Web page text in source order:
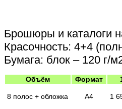
Брошюры и каталоги
Красочность: 4+4
Бумага: блок – 120 г/
Объём Формат
8 полос + обложка А4 1